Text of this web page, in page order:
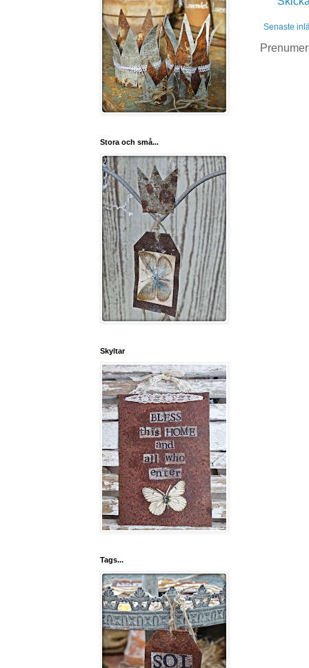
Senaste
Stora och små...
Skyltar
Tags...